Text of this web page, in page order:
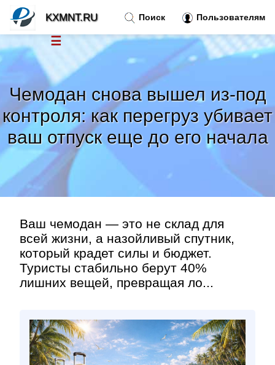
Чемодан снова вышел из-под
контроля: как перегруз убивает
ваш отпуск еще до его начала
Ваш чемодан — это не склад для
всей жизни, а назойливый спутник,
который крадет силы и бюджет.
Туристы стабильно берут 40%
лишних вещей, превращая ло...
Поиск Пользователям
KXMNT.RU
☰
Новости
Тренды новостей »
Рубрики»
Правила »